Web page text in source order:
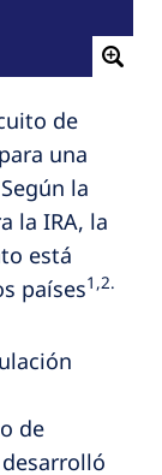
de
una
la
la IRA, la
está
países1,2.
de